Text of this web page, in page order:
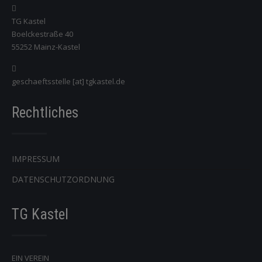
TG Kastel
Boelckestraße 40
55252 Mainz-Kastel
geschaeftsstelle [at] tgkastel.de
Rechtliches
IMPRESSUM
DATENSCHUTZORDNUNG
TG Kastel
EIN VEREIN